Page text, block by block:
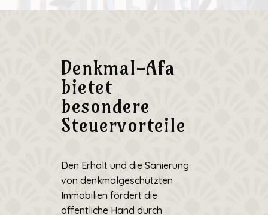
Denkmal-Afa
bietet
besondere
Steuervorteile
Den Erhalt und die Sanierung
von denkmalgeschützten
Immobilien fördert die
öffentliche Hand durch